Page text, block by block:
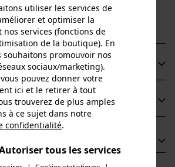
Hobby ont une ...
produit
utiliser les services de
et optimiser la
nos services (fonctions de
de la boutique). En
souhaitons promouvoir nos
sociaux/marketing).
pouvez donner votre
ici et le retirer à tout
trouverez de plus amples
à ce sujet dans notre
confidentialité.
tous les services
s'est produite. Veuillez